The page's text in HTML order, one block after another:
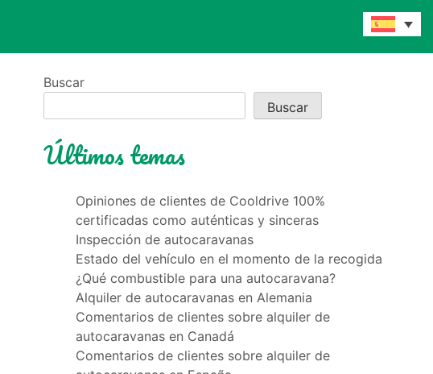
Buscar
Buscar
Últimos temas
Opiniones de clientes de Cooldrive 100%
certificadas como auténticas y sinceras
Inspección de autocaravanas
Estado del vehículo en el momento de la recogida
¿Qué combustible para una autocaravana?
Alquiler de autocaravanas en Alemania
Comentarios de clientes sobre alquiler de
autocaravanas en Canadá
Comentarios de clientes sobre alquiler de